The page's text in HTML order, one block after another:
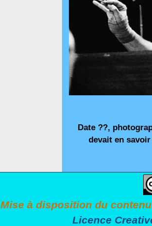
Date ??,
devait en
Mise à disposition du
Licence